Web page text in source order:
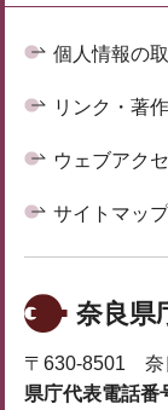
個人情報の
リンク・著
ウェブアク
サイトマップ
奈良県
〒630-8501 奈
県庁代表電話番